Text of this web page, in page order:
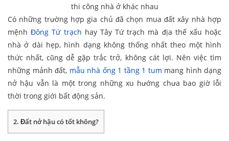
thi công nhà ở khác nhau
Có những trường hợp gia chủ đã chọn mua đất xây nhà hợp
mệnhĐông Tứ trạch hay Tây Tứ trạch mà địa thế xấu hoặc
nhà ở dài hẹp, hình dạng không thống nhất theo một hình
thức nhất, cũng dễ gặp trắc trở, không cát lợi. Nên việc tìm
những mảnh đất, mẫu nhà ống 1 tầng 1 tum mang hình dạng
nở hậu vẫn là một trong những xu hướng chưa bao giờ lỗi
thời trong giới bất động sản.
2. Đất nở hậu có tốt không?